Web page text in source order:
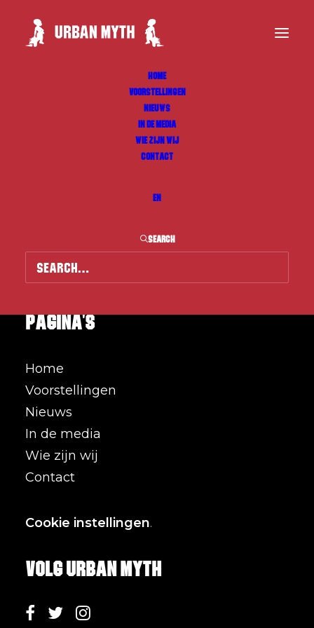
HOME
VOORSTELLINGEN
NIEUWS
IN DE MEDIA
WIE ZIJN WIJ
CONTACT
EN
SEARCH
Pagina's
Home
Voorstellingen
Nieuws
In de media
Wie zijn wij
Contact
Cookie instellingen.
Volg Urban Myth